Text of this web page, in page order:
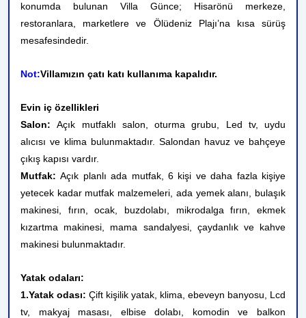
konumda bulunan Villa Günce; Hisarönü merkeze,
restoranlara, marketlere ve Ölüdeniz Plajı’na kısa sürüş
mesafesindedir.
Not:Villamızın çatı katı kullanıma kapalıdır.
Evin iç özellikleri
Salon: Açık mutfaklı salon, oturma grubu, Led tv, uydu
alıcısı ve klima bulunmaktadır. Salondan havuz ve bahçeye
çıkış kapısı vardır.
Mutfak: Açık planlı ada mutfak, 6 kişi ve daha fazla kişiye
yetecek kadar mutfak malzemeleri, ada yemek alanı, bulaşık
makinesi, fırın, ocak, buzdolabı, mikrodalga fırın, ekmek
kızartma makinesi, mama sandalyesi, çaydanlık ve kahve
makinesi bulunmaktadır.
Yatak odaları:
1.Yatak odası: Çift kişilik yatak, klima, ebeveyn banyosu, Lcd
tv, makyaj masası, elbise dolabı, komodin ve balkon